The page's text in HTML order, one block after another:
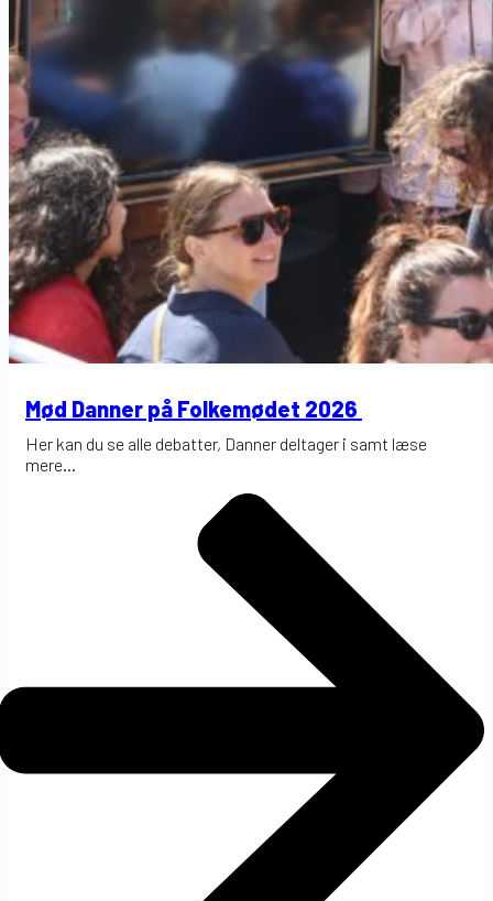
Mød Danner på Folkemødet 2026
Her kan du se alle debatter, Danner deltager i samt læse
mere...